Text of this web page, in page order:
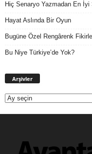
Hiç Senaryo Yazmadan En İyi
Hayat Aslında Bir Oyun
Bugüne Özel Rengârenk
Bu Niye Türkiye’de Yok?
Arşivler